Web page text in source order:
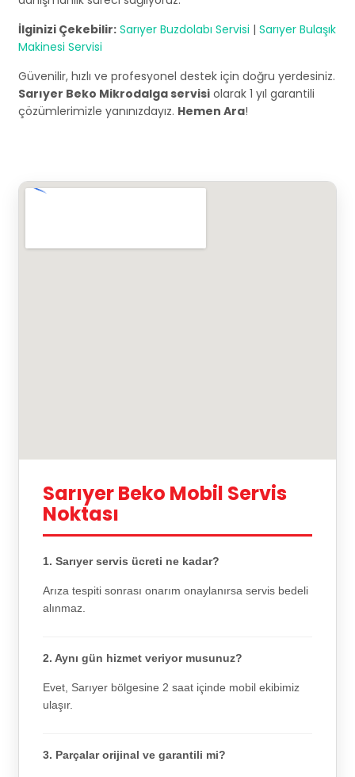
İlginizi Çekebilir: Sarıyer Buzdolabı Servisi | Sarıyer Bulaşık
Makinesi Servisi
Güvenilir, hızlı ve profesyonel destek için doğru yerdesiniz.
Sarıyer Beko Mikrodalga servisi olarak 1 yıl garantili
çözümlerimizle yanınızdayız. Hemen Ara!
Sarıyer Beko Mobil Servis
Noktası
1. Sarıyer servis ücreti ne kadar?
Arıza tespiti sonrası onarım onaylanırsa servis bedeli
alınmaz.
2. Aynı gün hizmet veriyor musunuz?
Evet, Sarıyer bölgesine 2 saat içinde mobil ekibimiz
ulaşır.
3. Parçalar orijinal ve garantili mi?